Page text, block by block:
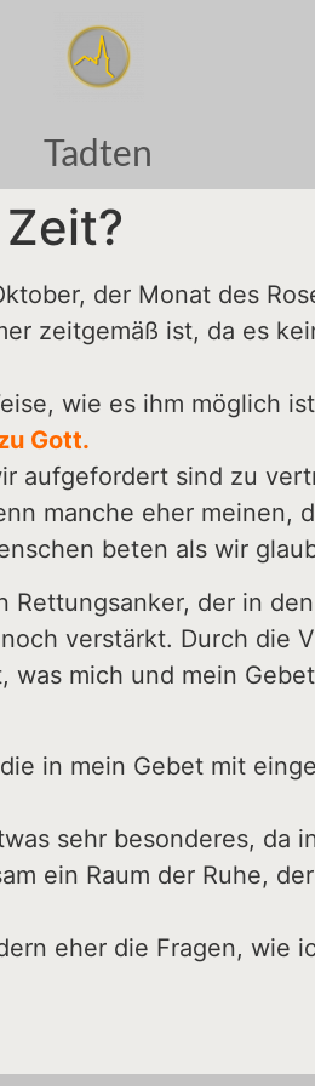
Tadten
der Monat des
zeitgemäß ist, da es
wie es ihm möglich
Gott.
aufgefordert sind zu
manche eher meinen,
beten als wir
Rettungsanker, der in
verstärkt. Durch die
was mich und mein
in mein Gebet mit
sehr besonderes, da
ein Raum der Ruhe,
eher die Fragen, wie